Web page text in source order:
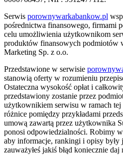
Serwis porownywarkabankow.pl
pośrednictwa finansowego, firmami
celu umożliwienia użytkownikom
produktów finansowych podmiotów
Marketing Sp. z o.o.
Przedstawione w serwisie
stanowią oferty w rozumieniu
Ostateczna wysokość opłat i
przedstawiony zostanie przez
użytkownikiem serwisu w ramach
różnice pomiędzy przykładami
umową zawartą przez użytkownika
ponosi odpowiedzialności. Robimy
aby informacje, rankingi i opisy były
zauważyłeś jakiś błąd koniecznie